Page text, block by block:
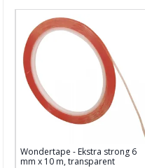
Sakser & skalpell
Skjærebrett & scoringboard
Tape & limark
Verktøy
Barnehobby
Bånd, Blonder & Tekstil
Wondertape - Ekstra strong 6
mm x 10 m, transparent